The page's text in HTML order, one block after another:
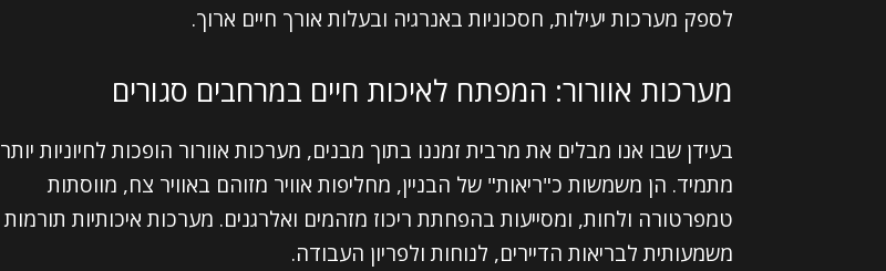
לספק מערכות יעילות, חסכוניות באנרגיה ובעלות אורך חיים ארוך.
מערכות אוורור: המפתח לאיכות חיים במרחבים סגורים
בעידן שבו אנו מבלים את מרבית זמננו בתוך מבנים, מערכות אוורור הופכות לחיוניות יותר
מתמיד. הן משמשות כ"ריאות" של הבניין, מחליפות אוויר מזוהם באוויר צח, מווסתות
טמפרטורה ולחות, ומסייעות בהפחתת ריכוז מזהמים ואלרגנים. מערכות איכותיות תורמות
משמעותית לבריאות הדיירים, לנוחות ולפריון העבודה.